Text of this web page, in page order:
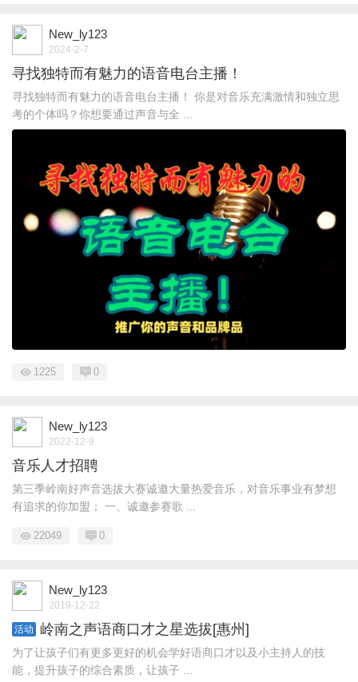
New_ly123
2024-2-7
寻找独特而有魅力的语音电台主播！
寻找独特而有魅力的语音电台主播！ 你是对音乐充满激情和独立思
考的个体吗？你想要通过声音与全 ...
1225 0
New_ly123
2022-12-9
音乐人才招聘
第三季岭南好声音选拔大赛诚邀大量热爱音乐，对音乐事业有梦想
有追求的你加盟； 一、诚邀参赛歌 ...
22049 0
New_ly123
2019-12-22
活动 岭南之声语商口才之星选拔[惠州]
为了让孩子们有更多更好的机会学好语商口才以及小主持人的技
能，提升孩子的综合素质，让孩子 ...